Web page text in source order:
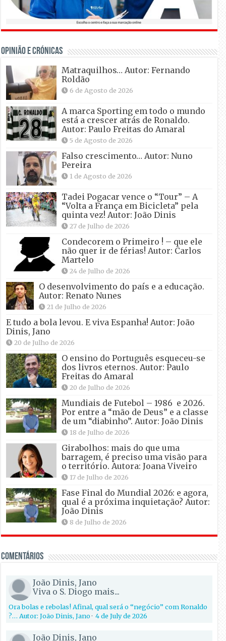
OPINIÃO E CRÓNICAS
Matraquilhos… Autor: Fernando
Roldão
6 de Agosto de 2026
A marca Sporting em todo o mundo
está a crescer atrás de Ronaldo.
Autor: Paulo Freitas do Amaral
5 de Agosto de 2026
Falso crescimento… Autor: Nuno
Pereira
1 de Agosto de 2026
Tadei Pogacar vence o “Tour” – A
“Volta a França em Bicicleta” pela
quinta vez! Autor: João Dinis
27 de Julho de 2026
Condecorem o Primeiro ! – que ele
não quer ir de férias! Autor: Carlos
Martelo
24 de Julho de 2026
O desenvolvimento do país e a educação.
Autor: Renato Nunes
21 de Julho de 2026
E tudo a bola levou. E viva Espanha! Autor: João
Dinis, Jano
20 de Julho de 2026
O ensino do Português esqueceu-se
dos livros eternos. Autor: Paulo
Freitas do Amaral
20 de Julho de 2026
Mundiais de Futebol – 1986 e 2026.
Por entre a “mão de Deus” e a classe
de um “diabinho”. Autor: João Dinis
18 de Julho de 2026
Girabolhos: mais do que uma
barragem, é preciso uma visão para
o território. Autora: Joana Viveiro
17 de Julho de 2026
Fase Final do Mundial 2026: e agora,
qual é a próxima inquietação? Autor:
João Dinis
8 de Julho de 2026
Comentários
João Dinis, Jano
Viva o S. Diogo mais...
Ora bolas e rebolas! Afinal, qual será o “negócio” com Ronaldo
?… Autor: João Dinis, Jano·4 de July de 2026
João Dinis, Jano